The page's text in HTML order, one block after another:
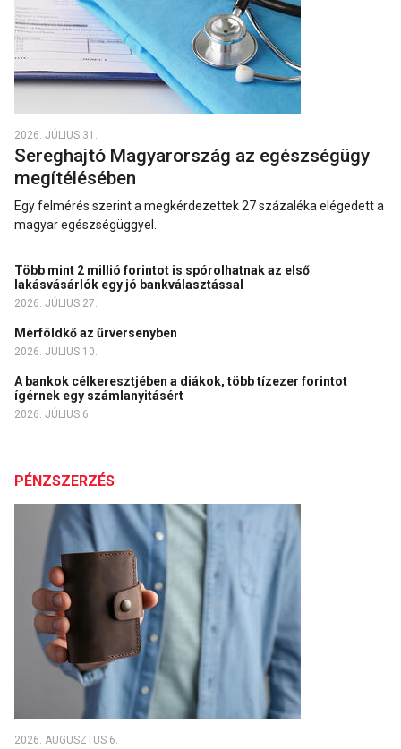
2026. JÚLIUS 31.
Sereghajtó Magyarország az egészségügy
megítélésében
Egy felmérés szerint a megkérdezettek 27 százaléka elégedett a
magyar egészségüggyel.
Több mint 2 millió forintot is spórolhatnak az első
lakásvásárlók egy jó bankválasztással
2026. JÚLIUS 27.
Mérföldkő az űrversenyben
2026. JÚLIUS 10.
A bankok célkeresztjében a diákok, több tízezer forintot
ígérnek egy számlanyitásért
2026. JÚLIUS 6.
PÉNZSZERZÉS
2026. AUGUSZTUS 6.